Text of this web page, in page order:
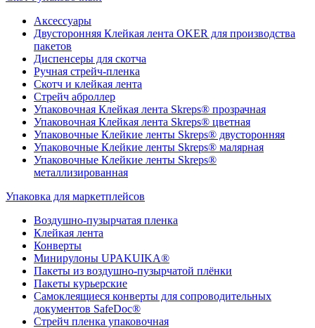
Аксессуары
Двусторонняя Клейкая лента OKER для производства
пакетов
Диспенсеры для скотча
Ручная стрейч-пленка
Скотч и клейкая лента
Стрейч аброллер
Упаковочная Клейкая лента Skreps® прозрачная
Упаковочная Клейкая лента Skreps® цветная
Упаковочные Клейкие ленты Skreps® двусторонняя
Упаковочные Клейкие ленты Skreps® малярная
Упаковочные Клейкие ленты Skreps®
металлизированная
Упаковка для маркетплейсов
Воздушно-пузырчатая пленка
Клейкая лента
Конверты
Минирулоны UPAKUIKA®
Пакеты из воздушно-пузырчатой плёнки
Пакеты курьерские
Самоклеящиеся конверты для сопроводительных
документов SafeDoc®
Стрейч пленка упаковочная